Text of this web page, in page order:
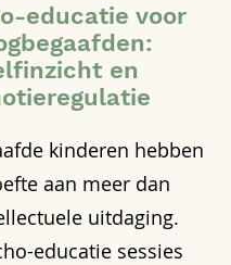
educatie voor
en
kinderen hebben
aan meer dan
uitdaging.
educatie sessies